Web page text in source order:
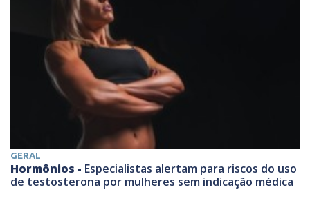
GERAL
Hormônios - Especialistas alertam para riscos do uso
de testosterona por mulheres sem indicação médica